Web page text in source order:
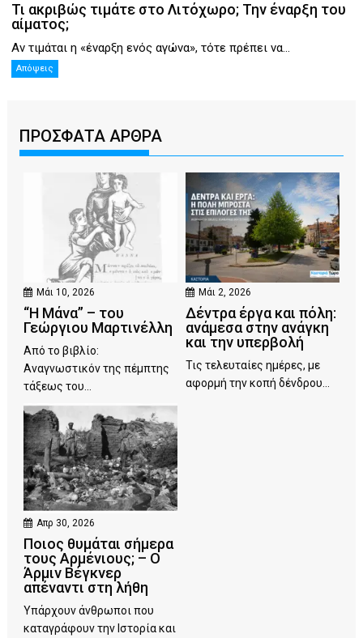
Τι ακριβώς τιμάτε στο Λιτόχωρο; Την έναρξη του
αίματος;
Αν τιμάται η «έναρξη ενός αγώνα», τότε πρέπει να...
Απόψεις
ΠΡΟΣΦΑΤΑ ΑΡΘΡΑ
Μάι 10, 2026
“Η Μάνα” – του
Γεώργιου Μαρτινέλλη
Από το βιβλίο:
Αναγνωστικόν της πέμπτης
τάξεως του...
Μάι 2, 2026
Δέντρα έργα και πόλη:
ανάμεσα στην ανάγκη
και την υπερβολή
Τις τελευταίες ημέρες, με
αφορμή την κοπή δένδρου...
Απρ 30, 2026
Ποιος θυμάται σήμερα
τους Αρμένιους; – Ο
Άρμιν Βέγκνερ
απέναντι στη λήθη
Υπάρχουν άνθρωποι που
καταγράφουν την Ιστορία και